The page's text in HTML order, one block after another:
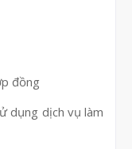
đồng
dụng dịch vụ làm